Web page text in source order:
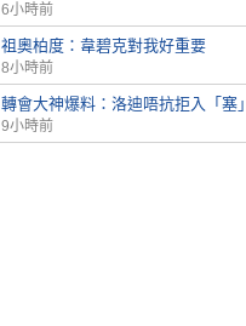
6小時前
祖奧柏度：韋碧克對我好重要
8小時前
轉會大神爆料：洛迪唔抗拒入「塞」
9小時前